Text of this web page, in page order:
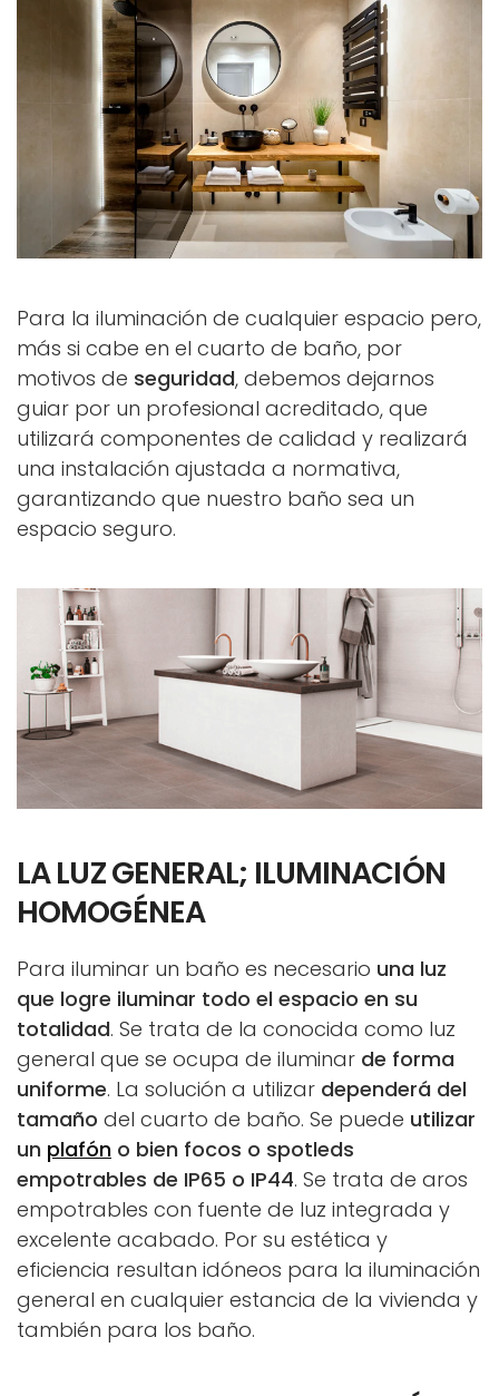
Para la iluminación de cualquier espacio pero,
más si cabe en el cuarto de baño, por
motivos de seguridad, debemos dejarnos
guiar por un profesional acreditado, que
utilizará componentes de calidad y realizará
una instalación ajustada a normativa,
garantizando que nuestro baño sea un
espacio seguro.
LA LUZ GENERAL; ILUMINACIÓN
HOMOGÉNEA
Para iluminar un baño es necesario una luz
que logre iluminar todo el espacio en su
totalidad. Se trata de la conocida como luz
general que se ocupa de iluminar de forma
uniforme. La solución a utilizar dependerá del
tamaño del cuarto de baño. Se puede utilizar
un plafón o bien focos o spotleds
empotrables de IP65 o IP44. Se trata de aros
empotrables con fuente de luz integrada y
excelente acabado. Por su estética y
eficiencia resultan idóneos para la iluminación
general en cualquier estancia de la vivienda y
también para los baño.